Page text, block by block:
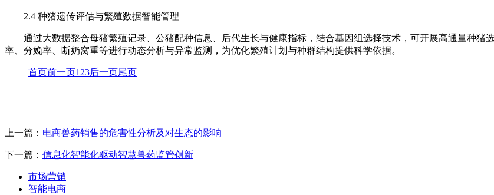
2.4 种猪遗传评估与繁殖数据智能管理
通过大数据整合母猪繁殖记录、公猪配种信息、后代生长与健康指标，结合基因组选择技术，可开展高通量种
率、分娩率、断奶窝重等进行动态分析与异常监测，为优化繁殖计划与种群结构提供科学依据。
首页前一页1 23后一页尾页
上一篇： 电商兽药销售的危害性分析及对生态的影响
下一篇： 信息化智能化驱动智慧兽药监管创新
市场营销
智能电商